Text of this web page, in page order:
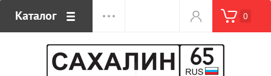
Каталог 0